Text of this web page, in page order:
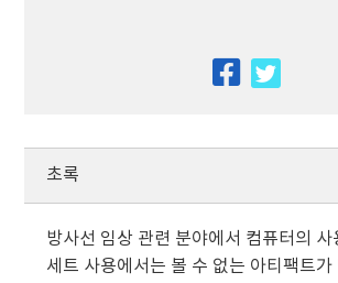
facebook
초록
방사선 임상 관련 분야에서 컴퓨터의
세트 사용에서는 볼 수 없는 아티팩트가